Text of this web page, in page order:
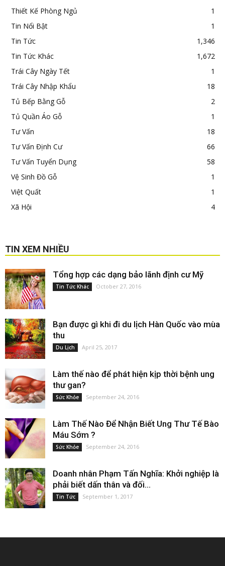
Thiết Kế Phòng Ngủ
1
Tin Nổi Bật
1
Tin Tức
1,346
Tin Tức Khác
1,672
Trái Cây Ngày Tết
1
Trái Cây Nhập Khẩu
18
Tủ Bếp Bằng Gỗ
2
Tủ Quần Áo Gỗ
1
Tư Vấn
18
Tư Vấn Định Cư
66
Tư Vấn Tuyển Dụng
58
Vệ Sinh Đồ Gỗ
1
Việt Quất
1
Xã Hội
4
TIN XEM NHIỀU
Tổng hợp các dạng bảo lãnh định cư Mỹ
Tin Tức Khác October 27, 2016
Bạn được gì khi đi du lịch Hàn Quốc vào mùa
thu
Du Lịch April 25, 2017
Làm thế nào để phát hiện kịp thời bệnh ung
thư gan?
Sức Khỏe September 24, 2016
Làm Thế Nào Để Nhận Biết Ung Thư Tế Bào
Máu Sớm ?
Sức Khỏe September 24, 2016
Doanh nhân Phạm Tấn Nghĩa: Khởi nghiệp là
phải biết dấn thân và đối...
Tin Tức September 1, 2017